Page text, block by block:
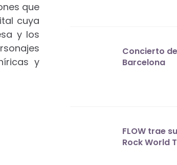
que
cuya
y los
y
Concierto
Barcelona
FLOW trae
Rock World